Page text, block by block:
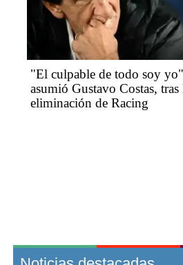
"El culpable de todo soy
asumió Gustavo Costas, tras
eliminación de Racing